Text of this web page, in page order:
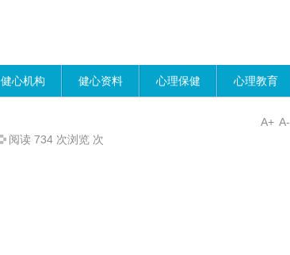
健心机构 健心资料 心理保健 心理教育
A-
A+
阅读 734 次浏览 次